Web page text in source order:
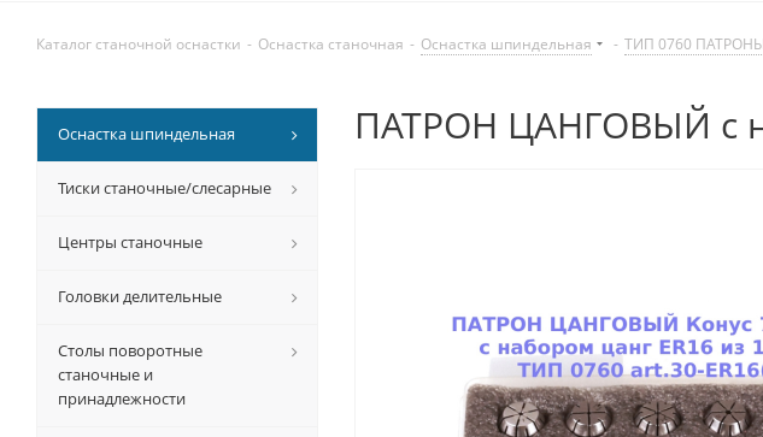
Каталог станочной оснастки - Оснастка станочная - Оснастка шпиндельная - ТИП 0760
ПАТРОН ЦАНГОВЫЙ с
Оснастка шпиндельная
Тиски станочные/слесарные
Центры станочные
Головки делительные
Столы поворотные
станочные и
принадлежности